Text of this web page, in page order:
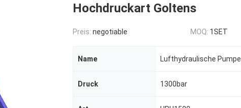
Hochdruckart Goltens
Preis: negotiable MOQ: 1SET
Name Lufthydraulische
Druck 1300bar